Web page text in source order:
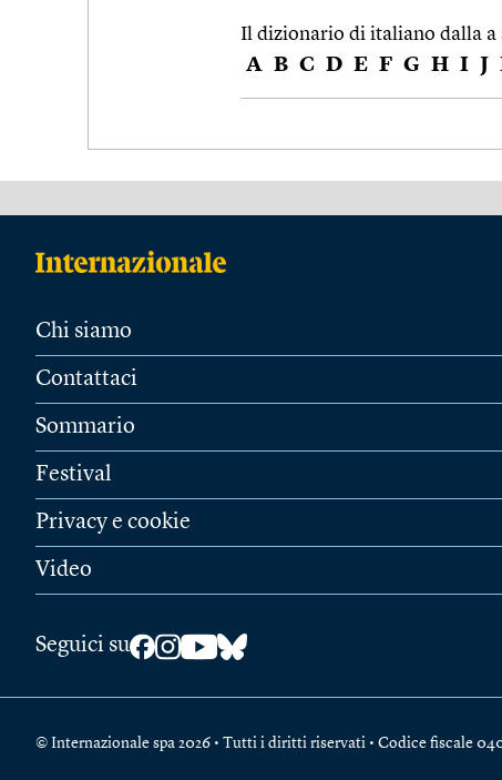
Il dizionario di italiano dalla a
A B C D E F G H I J
Chi siamo
Contattaci
Sommario
Festival
Privacy e cookie
Video
Seguici su
© Internazionale spa 2026 • Tutti i diritti riservati • Codice fiscale